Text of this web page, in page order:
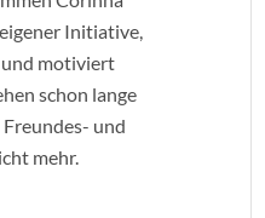
Initiative,
motiviert
schon lange
und
mehr.